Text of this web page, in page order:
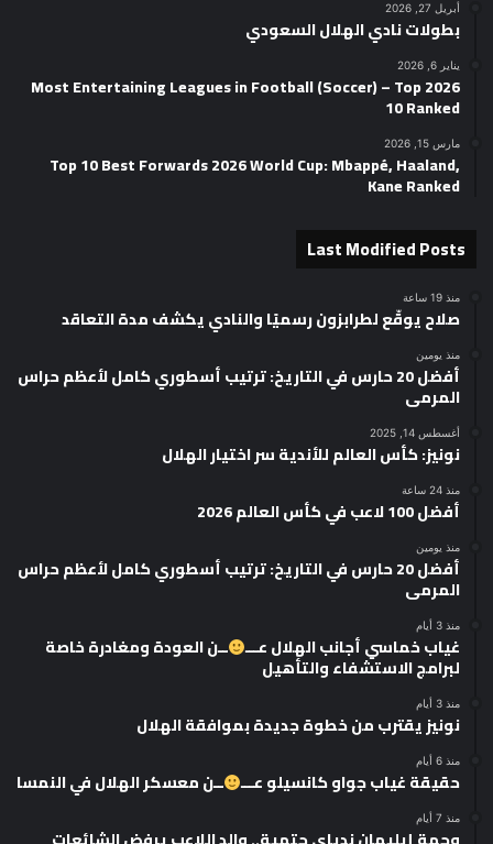
أبريل 27, 2026
بطولات نادي الهلال السعودي
يناير 6, 2026
2026 Most Entertaining Leagues in Football (Soccer) – Top
10 Ranked
مارس 15, 2026
Top 10 Best Forwards 2026 World Cup: Mbappé, Haaland,
Kane Ranked
Last Modified Posts
منذ 19 ساعة
صلاح يوقّع لطرابزون رسميًا والنادي يكشف مدة التعاقد
منذ يومين
أفضل 20 حارس في التاريخ: ترتيب أسطوري كامل لأعظم حراس
المرمى
أغسطس 14, 2025
نونيز: كأس العالم للأندية سر اختيار الهلال
منذ 24 ساعة
أفضل 100 لاعب في كأس العالم 2026
منذ يومين
أفضل 20 حارس في التاريخ: ترتيب أسطوري كامل لأعظم حراس
المرمى
منذ 3 أيام
غياب خماسي أجانب الهلال عـــ ــن العودة ومغادرة خاصة
لبرامج الاستشفاء والتأهيل
منذ 3 أيام
نونيز يقترب من خطوة جديدة بموافقة الهلال
منذ 6 أيام
حقيقة غياب جواو كانسيلو عـــ ــن معسكر الهلال في النمسا
منذ 7 أيام